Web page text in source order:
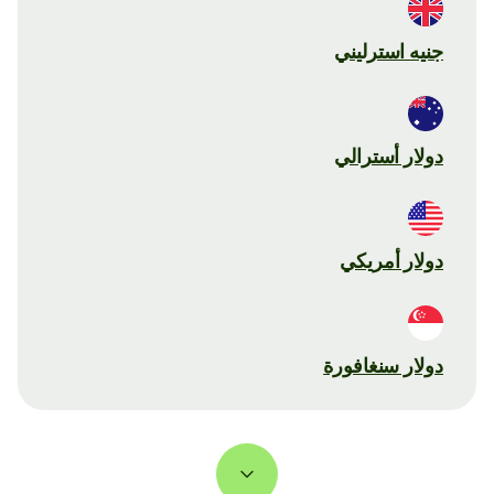
جنيه استرليني
دولار أسترالي
دولار أمريكي
دولار سنغافورة